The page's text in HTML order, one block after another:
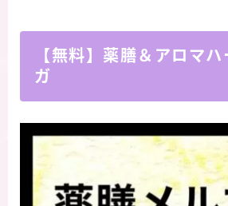
【無料】薬膳＆アロマ
ガ